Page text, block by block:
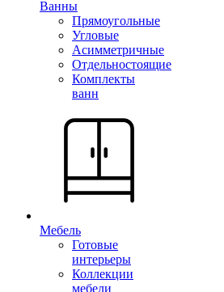
Ванны
Прямоугольные
Угловые
Асимметричные
Отдельностоящие
Комплекты
ванн
Мебель
Готовые
интерьеры
Коллекции
мебели